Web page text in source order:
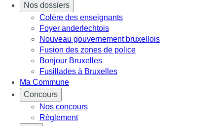
Nos dossiers
Colère des enseignants
Foyer anderlechtois
Nouveau gouvernement bruxellois
Fusion des zones de police
Bonjour Bruxelles
Fusillades à Bruxelles
Ma Commune
Concours
Nos concours
Règlement